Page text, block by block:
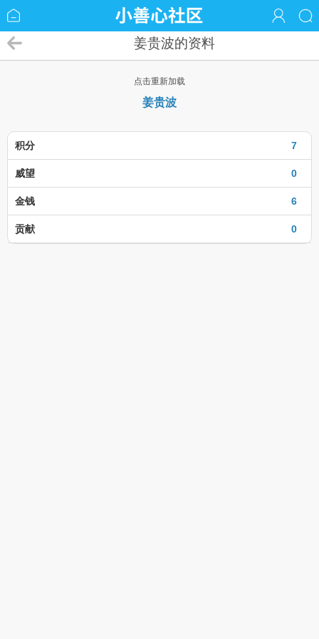
姜贵波的资料
点击重新加载
姜贵波
7
积分
0
威望
6
金钱
0
贡献